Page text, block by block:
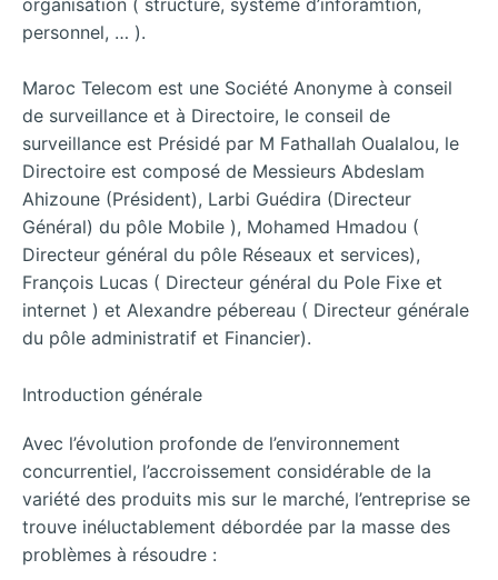
personnel, … ).
Maroc Telecom est une Société Anonyme à conseil
de surveillance et à Directoire, le conseil de
surveillance est Présidé par M Fathallah Oualalou, le
Directoire est composé de Messieurs Abdeslam
Ahizoune (Président), Larbi Guédira (Directeur
Général) du pôle Mobile ), Mohamed Hmadou (
Directeur général du pôle Réseaux et services),
François Lucas ( Directeur général du Pole Fixe et
internet ) et Alexandre pébereau ( Directeur générale
du pôle administratif et Financier).
Introduction générale
Avec l’évolution profonde de l’environnement
concurrentiel, l’accroissement considérable de la
variété des produits mis sur le marché, l’entreprise se
trouve inéluctablement débordée par la masse des
problèmes à résoudre :